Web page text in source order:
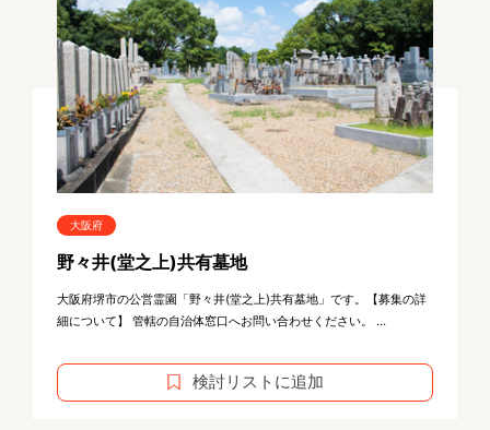
大阪府
野々井(堂之上)共有墓地
大阪府堺市の公営霊園「野々井(堂之上)共有墓地」です。【募集の詳
細について】 管轄の自治体窓口へお問い合わせください。 ...
検討リストに追加